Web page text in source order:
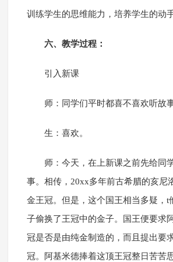
训练学生的思维能力，培养学生的动
六、教学过程：
引入新课
师：同学们平时都喜不喜欢听故
生：喜欢。
师：今天，在上新课之前先给同
事。相传，20xx多年前古希腊的亥尼
金王冠。但是，这个国王相当多疑，t
子偷换了王冠中的金子。国王便要求
冠是否是由纯金制造的，而且提出要
冠。阿基米德捧着这顶王冠整日苦苦